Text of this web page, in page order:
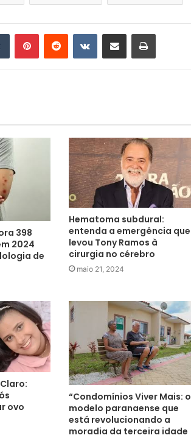
398
2024
de
Hematoma subdural:
entenda a emergência que
levou Tony Ramos à
cirurgia no cérebro
maio 21, 2024
ovo
“Condomínios Viver Mais: o
modelo paranaense que
está revolucionando a
moradia da terceira idade